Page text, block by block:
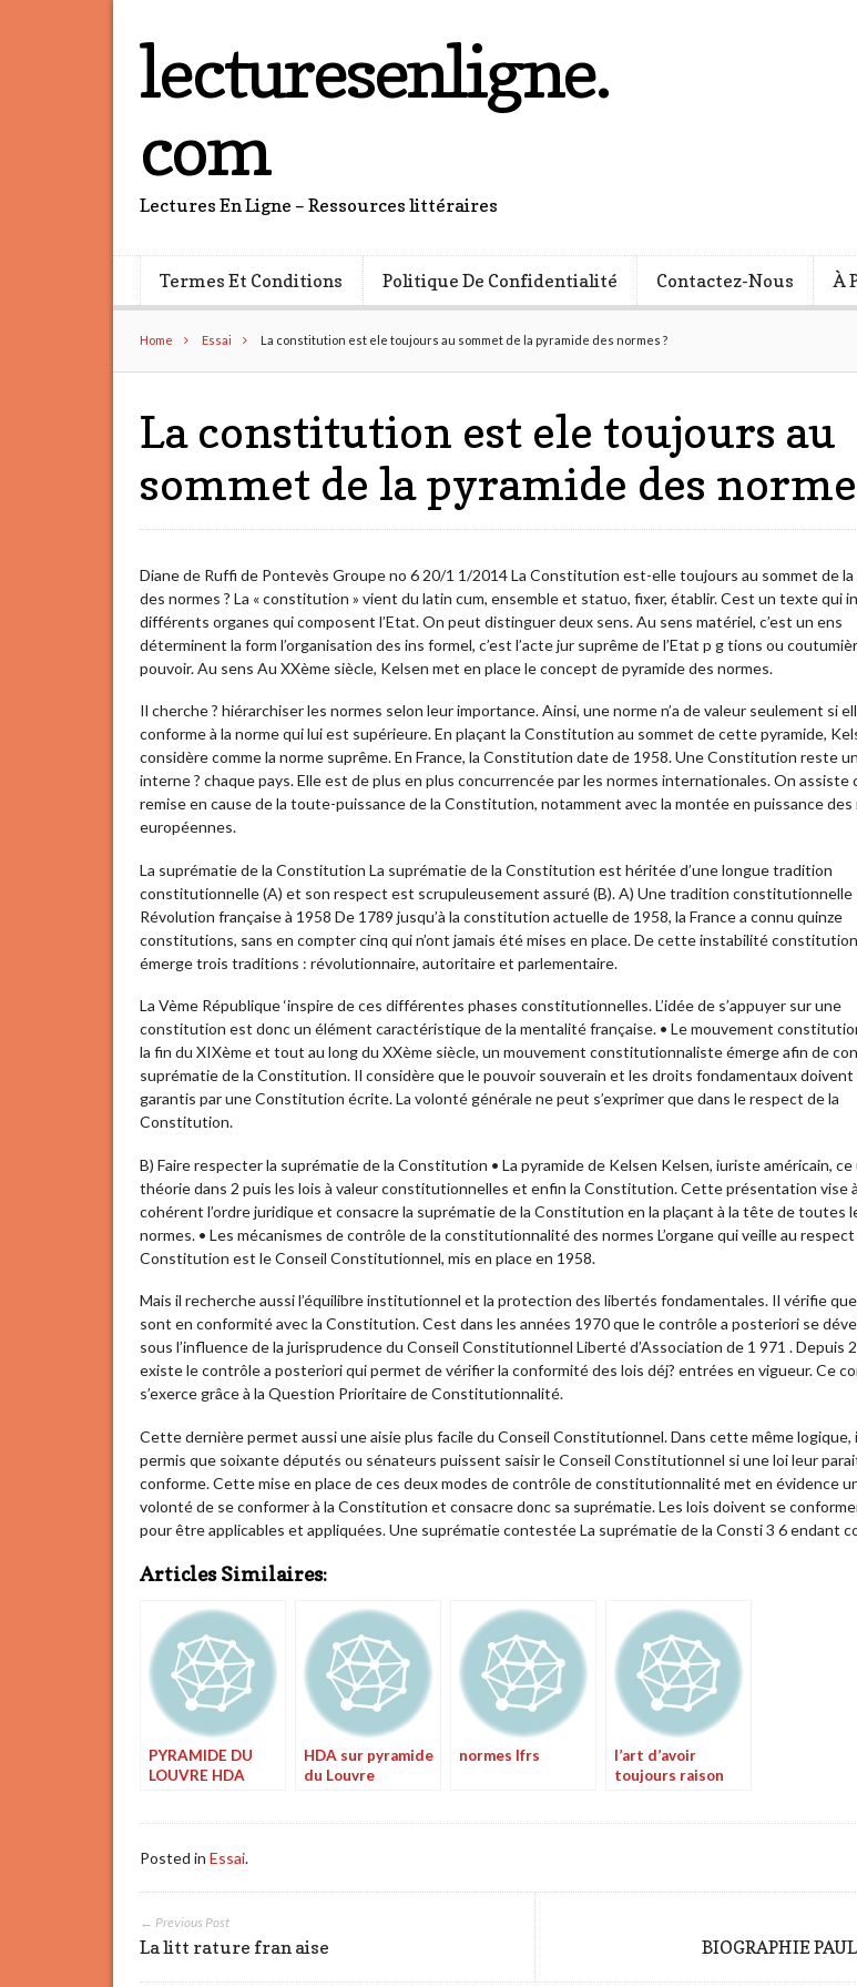
lecturesenligne.
com
Lectures En Ligne – Ressources littéraires
Termes Et Conditions Politique De Confidentialité Contactez-Nous À
Home Essai La constitution est ele toujours au sommet de la pyramide des normes ?
La constitution est ele toujours au
sommet de la pyramide des
Diane de Ruffi de Pontevès Groupe no 6 20/1 1/2014 La Constitution est-elle toujours au sommet de la
des normes ? La « constitution » vient du latin cum, ensemble et statuo, fixer, établir. Cest un texte qui
différents organes qui composent l’Etat. On peut distinguer deux sens. Au sens matériel, c’est un ens
déterminent la form l’organisation des ins formel, c’est l’acte jur suprême de l’Etat p g tions ou
pouvoir. Au sens Au XXème siècle, Kelsen met en place le concept de pyramide des normes.
Il cherche ? hiérarchiser les normes selon leur importance. Ainsi, une norme n’a de valeur seulement si
conforme à la norme qui lui est supérieure. En plaçant la Constitution au sommet de cette pyramide,
considère comme la norme suprême. En France, la Constitution date de 1958. Une Constitution reste
interne ? chaque pays. Elle est de plus en plus concurrencée par les normes internationales. On assiste
remise en cause de la toute-puissance de la Constitution, notamment avec la montée en puissance des
européennes.
La suprématie de la Constitution La suprématie de la Constitution est héritée d’une longue tradition
constitutionnelle (A) et son respect est scrupuleusement assuré (B). A) Une tradition constitutionnelle
Révolution française à 1958 De 1789 jusqu’à la constitution actuelle de 1958, la France a connu quinze
constitutions, sans en compter cinq qui n’ont jamais été mises en place. De cette instabilité
émerge trois traditions : révolutionnaire, autoritaire et parlementaire.
La Vème République ‘inspire de ces différentes phases constitutionnelles. L’idée de s’appuyer sur une
constitution est donc un élément caractéristique de la mentalité française. • Le mouvement
la fin du XIXème et tout au long du XXème siècle, un mouvement constitutionnaliste émerge afin de
suprématie de la Constitution. Il considère que le pouvoir souverain et les droits fondamentaux
garantis par une Constitution écrite. La volonté générale ne peut s’exprimer que dans le respect de la
Constitution.
B) Faire respecter la suprématie de la Constitution • La pyramide de Kelsen Kelsen, iuriste américain, ce
théorie dans 2 puis les lois à valeur constitutionnelles et enfin la Constitution. Cette présentation vise
cohérent l’ordre juridique et consacre la suprématie de la Constitution en la plaçant à la tête de toutes
normes. • Les mécanismes de contrôle de la constitutionnalité des normes L’organe qui veille au respect
Constitution est le Conseil Constitutionnel, mis en place en 1958.
Mais il recherche aussi l’équilibre institutionnel et la protection des libertés fondamentales. Il vérifie
sont en conformité avec la Constitution. Cest dans les années 1970 que le contrôle a posteriori se
sous l’influence de la jurisprudence du Conseil Constitutionnel Liberté d’Association de 1 971 . Depuis
existe le contrôle a posteriori qui permet de vérifier la conformité des lois déj? entrées en vigueur. Ce
s’exerce grâce à la Question Prioritaire de Constitutionnalité.
Cette dernière permet aussi une aisie plus facile du Conseil Constitutionnel. Dans cette même logique,
permis que soixante députés ou sénateurs puissent saisir le Conseil Constitutionnel si une loi leur
conforme. Cette mise en place de ces deux modes de contrôle de constitutionnalité met en évidence
volonté de se conformer à la Constitution et consacre donc sa suprématie. Les lois doivent se
pour être applicables et appliquées. Une suprématie contestée La suprématie de la Consti 3 6 endant
Articles Similaires:
PYRAMIDE DU
LOUVRE HDA
HDA sur pyramide
du Louvre
normes Ifrs
l’art d’avoir
toujours raison
Posted inEssai.
BIOGRAPHIE
← Previous Post
La litt rature fran aise